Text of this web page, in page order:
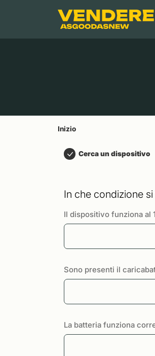
Contenuto principale
Inizio
Cerca un dispositivo
In che condizione
Il dispositivo funziona al
Sono presenti il
La batteria funziona